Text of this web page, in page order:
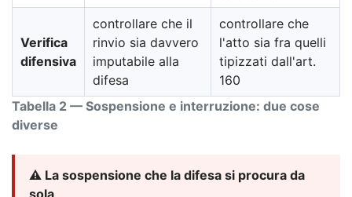
Tabella 2 — Sospensione e interruzione: due cose
diverse
Verifica
difensiva
controllare che il
rinvio sia davvero
imputabile alla
difesa
controllare che
l'atto sia fra quelli
tipizzati dall'art.
160
⚠️ La sospensione che la difesa si procura da
sola